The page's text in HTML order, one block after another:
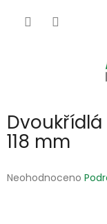
118 mm
Průměrné
Neohodnoceno